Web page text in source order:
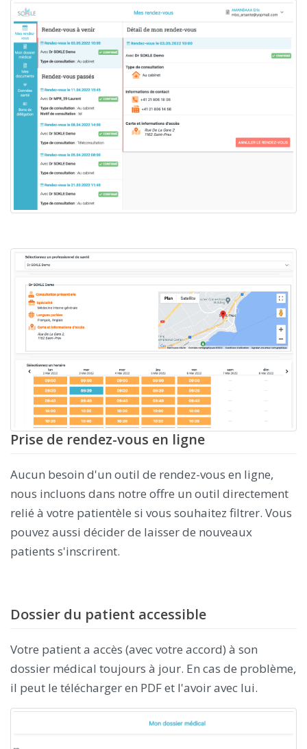
Prise de rendez-vous en ligne
Aucun besoin d'un outil de rendez-vous en ligne,
nous incluons dans notre offre un outil directement
relié à votre patientèle si vous souhaitez filtrer. Vous
pouvez aussi décider de laisser de nouveaux
patients s'inscrirent.
Dossier du patient accessible
Votre patient a accès (avec votre accord) à son
dossier médical toujours à jour. En cas de problème,
il peut le télécharger en PDF et l'avoir avec lui.